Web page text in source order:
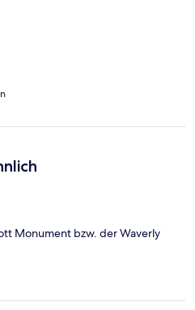
Monument bzw. der Waverly